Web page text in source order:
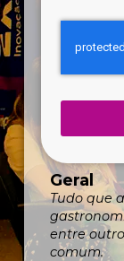
Geral
Tudo que
entre
comum.